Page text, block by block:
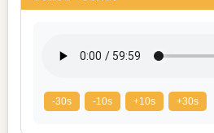
-30s -10s +10s +30s